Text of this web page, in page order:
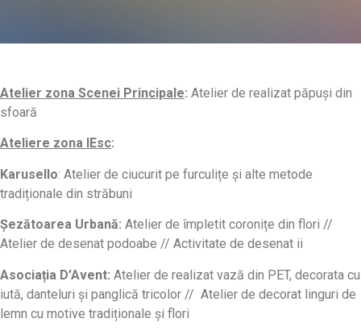
Atelier zona Scenei Principale: Atelier de realizat păpuși din
sfoară
Ateliere zona IEsc:
Karusello: Atelier de ciucurit pe furculițe și alte metode
tradiționale din străbuni
Șezătoarea Urbană: Atelier de împletit coronițe din flori //
Atelier de desenat podoabe // Activitate de desenat ii
Asociația D’Avent: Atelier de realizat vază din PET, decorata cu
iută, danteluri și panglică tricolor // Atelier de decorat linguri de
lemn cu motive tradiționale și flori